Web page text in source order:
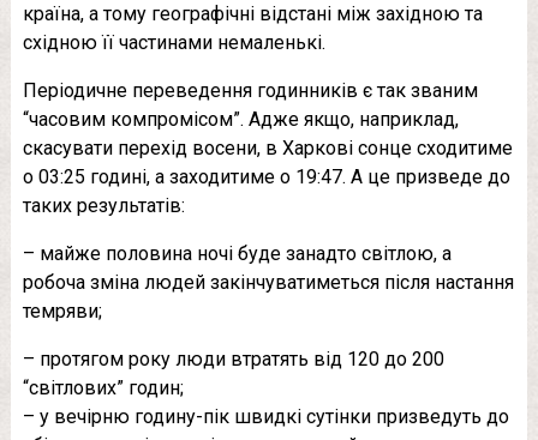
країна, а тому географічні відстані між західною та
східною її частинами немаленькі.
Періодичне переведення годинників є так званим
“часовим компромісом”. Адже якщо, наприклад,
скасувати перехід восени, в Харкові сонце сходитиме
о 03:25 годині, а заходитиме о 19:47. А це призведе до
таких результатів:
– майже половина ночі буде занадто світлою, а
робоча зміна людей закінчуватиметься після настання
темряви;
– протягом року люди втратять від 120 до 200
“світлових” годин;
– у вечірню годину-пік швидкі сутінки призведуть до